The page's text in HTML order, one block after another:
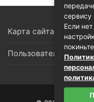
Карта сайта
Пользовательское
сервису
Если